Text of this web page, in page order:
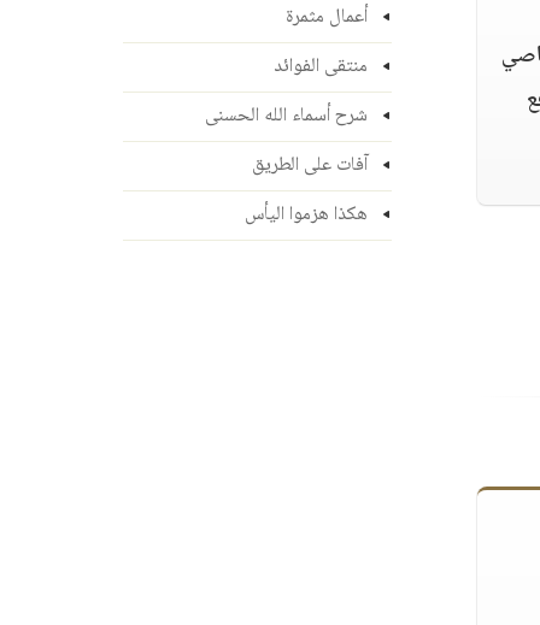
أعمال مثمرة
منتقى الفوائد
شرح أسماء الله الحسنى
آفات على الطريق
هكذا هزموا اليأس